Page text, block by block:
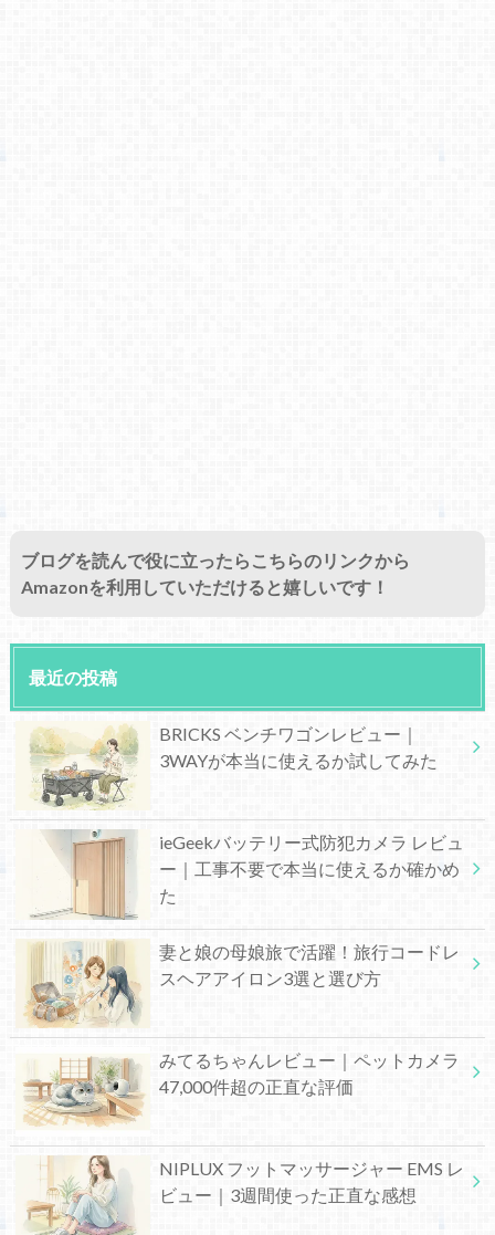
ブログを読んで役に立ったらこちらのリンクから
Amazonを利用していただけると嬉しいです！
最近の投稿
BRICKS ベンチワゴンレビュー｜
3WAYが本当に使えるか試してみた
ieGeekバッテリー式防犯カメラ レビュ
ー｜工事不要で本当に使えるか確かめ
た
妻と娘の母娘旅で活躍！旅行コードレ
スヘアアイロン3選と選び方
みてるちゃんレビュー｜ペットカメラ
47,000件超の正直な評価
NIPLUX フットマッサージャー EMS レ
ビュー｜3週間使った正直な感想